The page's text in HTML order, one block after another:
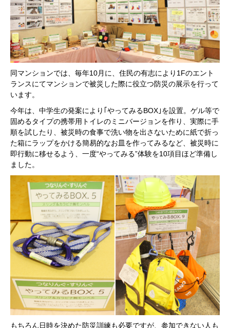
同マンションでは、毎年10月に、住民の有志により1Fのエント
ランスにてマンションで被災した際に役立つ防災の展示を行って
います。
今年は、中学生の発案により｢やってみるBOX｣を設置。ゲル等で
固めるタイプの携帯用トイレのミニバージョンを作り、実際に手
順を試したり、被災時の食事で洗い物を出さないために紙で折っ
た箱にラップをかける簡易的なお皿を作ってみるなど、被災時に
即行動に移せるよう、一度“やってみる”体験を10項目ほど準備し
ました。
もちろん日時を決めた防災訓練も必要ですが、参加できない人も